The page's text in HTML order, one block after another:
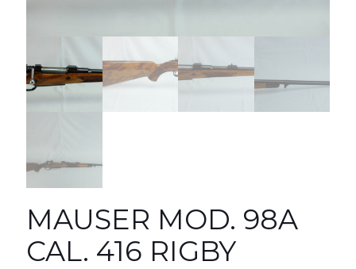
MAUSER MOD. 98A
CAL. 416 RIGBY